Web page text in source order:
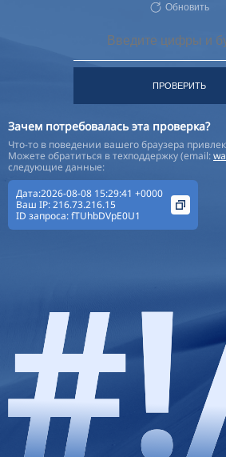
Обновить
ПРОВЕРИТЬ
Зачем потребовалась эта проверка?
Что-то в поведении вашего браузера
Можете обратиться в техподдержку (email:
следующие данные:
Дата:2026-08-08 15:29:41 +0000
Ваш IP:216.73.216.15
ID запроса:fTUhbDVpE0U1